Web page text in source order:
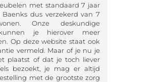
met standaard 7 jaar
dus verzekerd van 7
Onze deskundige
kunnen je hierover meer
Op deze website staat ook
vermeld. Maar of je nu je
plaatst of dat je toch liever
bezoekt, je mag er altijd
met de grootste zorg